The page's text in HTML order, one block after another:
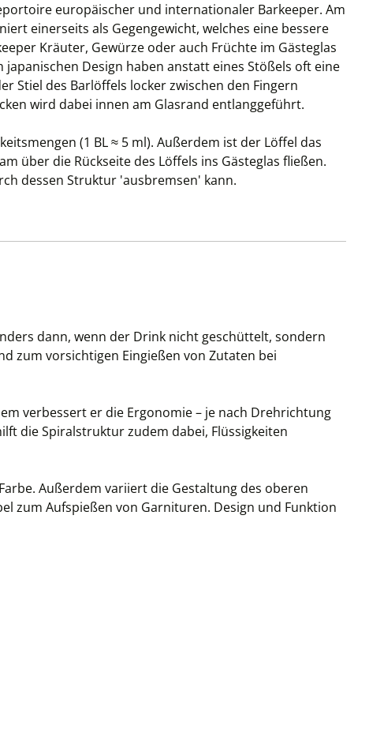
europäischer und internationaler Barkeeper. Am
einerseits als Gegengewicht, welches eine bessere
Kräuter, Gewürze oder auch Früchte im Gästeglas
Design haben anstatt eines Stößels oft eine
Stiel des Barlöffels locker zwischen den Fingern
wird dabei innen am Glasrand entlanggeführt.
(1 BL ≈ 5 ml). Außerdem ist der Löffel das
über die Rückseite des Löffels ins Gästeglas fließen.
dessen Struktur 'ausbremsen' kann.
dann, wenn der Drink nicht geschüttelt, sondern
zum vorsichtigen Eingießen von Zutaten bei
verbessert er die Ergonomie – je nach Drehrichtung
die Spiralstruktur zudem dabei, Flüssigkeiten
Außerdem variiert die Gestaltung des oberen
zum Aufspießen von Garnituren. Design und Funktion